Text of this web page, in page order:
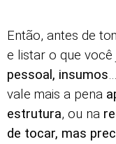
Então, antes de
e listar o que você
pessoal, insumos
vale mais a pena
estrutura, ou na
de tocar, mas